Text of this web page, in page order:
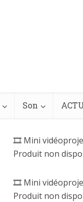
Son
🎞️ Mini
Produit non
🎞️ Mini
Produit non